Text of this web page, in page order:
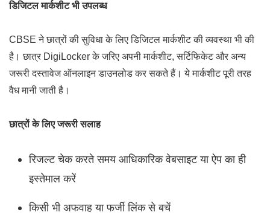
डिजिटल मार्कशीट भी उपलब्ध
CBSE ने छात्रों की सुविधा के लिए डिजिटल मार्कशीट की व्यवस्था भी की
है। छात्र DigiLocker के जरिए अपनी मार्कशीट, सर्टिफिकेट और अन्य
जरूरी दस्तावेज ऑनलाइन डाउनलोड कर सकते हैं। ये मार्कशीट पूरी तरह
वैध मानी जाती है।
छात्रों के लिए जरूरी सलाह
रिजल्ट चेक करते समय आधिकारिक वेबसाइट या ऐप का ही
इस्तेमाल करें
किसी भी अफवाह या फर्जी लिंक से बचें